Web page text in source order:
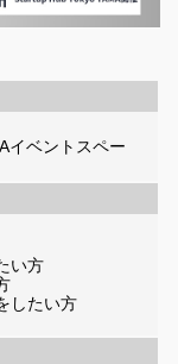
イベントスペー
い方
したい方